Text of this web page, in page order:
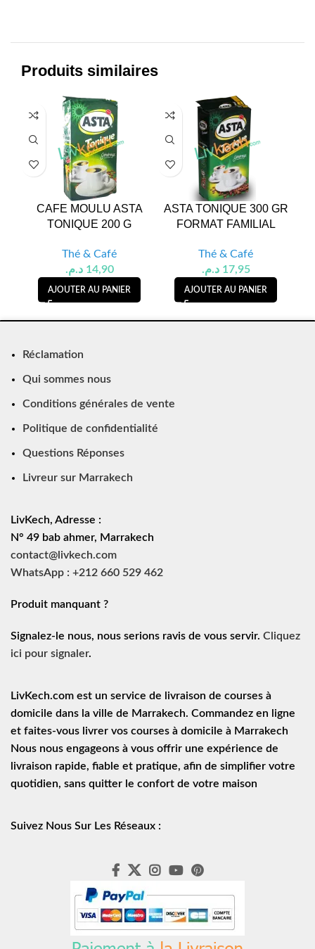
Produits similaires
CAFE MOULU ASTA
TONIQUE 200 G
Thé & Café
14,90 د.م.
AJOUTER AU PANIER
ASTA TONIQUE 300 GR
FORMAT FAMILIAL
Thé & Café
17,95 د.م.
AJOUTER AU PANIER
Réclamation
Qui sommes nous
Conditions générales de vente
Politique de confidentialité
Questions Réponses
Livreur sur Marrakech
LivKech, Adresse :
N° 49 bab ahmer, Marrakech
contact@livkech.com
WhatsApp : +212 660 529 462
Produit manquant ?
Signalez-le nous, nous serions ravis de vous servir. Cliquez
ici pour signaler.
LivKech.com est un service de
livraison de courses à
domicile dans la ville de Marrakech. Commandez en ligne
et faites-vous livrer vos courses à domicile à Marrakech
Nous nous engageons à vous offrir une expérience de
livraison rapide, fiable et pratique, afin de simplifier votre
quotidien, sans quitter le confort de votre maison
Suivez Nous Sur Les Réseaux :